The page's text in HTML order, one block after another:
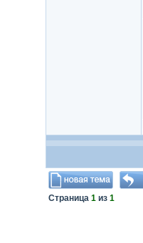
Страница 1из 1